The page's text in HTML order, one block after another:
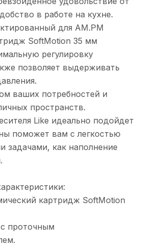
в работе на кухне.
для АМ.РМ
SoftMotion 35 мм
регулировку
позволяет выдерживать
ваших потребностей и
пространств.
Like идеально подойдет
поможет вам с легкостью
задачами, как наполнение
картридж SoftMotion
проточным